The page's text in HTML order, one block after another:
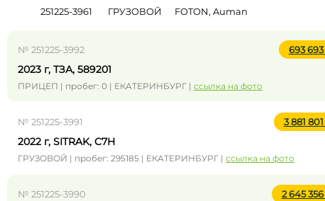
251225-3961 ГРУЗОВОЙ FOTON, Auman
№ 251225-3992 693 693
2023 г, ТЗА, 589201
ПРИЦЕП | пробег: 0 | ЕКАТЕРИНБУРГ | ссылка на фото
№ 251225-3991 3 881 801
2022 г, SITRAK, C7H
ГРУЗОВОЙ | пробег: 295185 | ЕКАТЕРИНБУРГ | ссылка на фото
№ 251225-3990 2 645 356